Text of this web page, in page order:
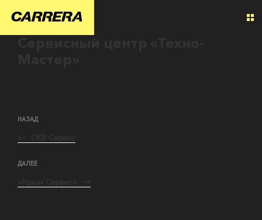
НАЗАД
ДАЛЕЕ